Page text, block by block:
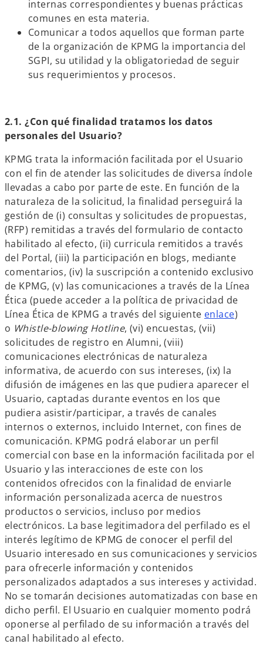
internas correspondientes y buenas prácticas
comunes en esta materia.
Comunicar a todos aquellos que forman parte
de la organización de KPMG la importancia del
SGPI, su utilidad y la obligatoriedad de seguir
sus requerimientos y procesos.
2.1. ¿Con qué finalidad tratamos los datos
personales del Usuario?
KPMG trata la información facilitada por el Usuario
con el fin de atender las solicitudes de diversa índole
llevadas a cabo por parte de este. En función de la
naturaleza de la solicitud, la finalidad perseguirá la
gestión de (i) consultas y solicitudes de propuestas,
(RFP) remitidas a través del formulario de contacto
habilitado al efecto, (ii) curricula remitidos a través
del Portal, (iii) la participación en blogs, mediante
comentarios, (iv) la suscripción a contenido exclusivo
de KPMG, (v) las comunicaciones a través de la Línea
Ética (puede acceder a la política de privacidad de
Línea Ética de KPMG a través del siguiente enlaces
e
u
a
a
a
u
e
v
a
)
o Whistle-blowing Hotline, (vi) encuestas, (vii)
solicitudes de registro en Alumni, (viii)
comunicaciones electrónicas de naturaleza
informativa, de acuerdo con sus intereses, (ix) la
difusión de imágenes en las que pudiera aparecer el
Usuario, captadas durante eventos en los que
pudiera asistir/participar, a través de canales
internos o externos, incluido Internet, con fines de
comunicación. KPMG podrá elaborar un perfil
comercial con base en la información facilitada por el
Usuario y las interacciones de este con los
contenidos ofrecidos con la finalidad de enviarle
información personalizada acerca de nuestros
productos o servicios, incluso por medios
electrónicos. La base legitimadora del perfilado es el
interés legítimo de KPMG de conocer el perfil del
Usuario interesado en sus comunicaciones y servicios
para ofrecerle información y contenidos
personalizados adaptados a sus intereses y actividad.
No se tomarán decisiones automatizadas con base en
dicho perfil. El Usuario en cualquier momento podrá
oponerse al perfilado de su información a través del
canal habilitado al efecto.